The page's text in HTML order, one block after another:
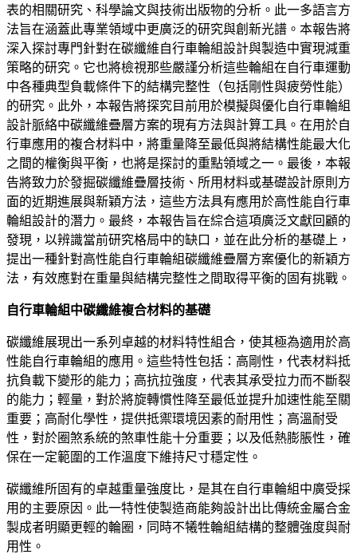
表的相關研究、科學論文與技術出版物的分析。此一多語言方
法旨在涵蓋此專業領域中更廣泛的研究與創新光譜。本報告將
深入探討專門針對在碳纖維自行車輪組設計與製造中實現減重
策略的研究。它也將檢視那些嚴謹分析這些輪組在自行車運動
中各種典型負載條件下的結構完整性（包括剛性與疲勞性能）
的研究。此外，本報告將探究目前用於模擬與優化自行車輪組
設計脈絡中碳纖維疊層方案的現有方法與計算工具。在用於自
行車應用的複合材料中，將重量降至最低與將結構性能最大化
之間的權衡與平衡，也將是探討的重點領域之一。最後，本報
告將致力於發掘碳纖維疊層技術、所用材料或基礎設計原則方
面的近期進展與新穎方法，這些方法具有應用於高性能自行車
輪組設計的潛力。最終，本報告旨在綜合這項廣泛文獻回顧的
發現，以辨識當前研究格局中的缺口，並在此分析的基礎上，
提出一種針對高性能自行車輪組碳纖維疊層方案優化的新穎方
法，有效應對在重量與結構完整性之間取得平衡的固有挑戰。
自行車輪組中碳纖維複合材料的基礎
碳纖維展現出一系列卓越的材料特性組合，使其極為適用於高
性能自行車輪組的應用。這些特性包括：高剛性，代表材料抵
抗負載下變形的能力；高抗拉強度，代表其承受拉力而不斷裂
的能力；輕量，對於將旋轉慣性降至最低並提升加速性能至關
重要；高耐化學性，提供抵禦環境因素的耐用性；高溫耐受
性，對於圈煞系統的煞車性能十分重要；以及低熱膨脹性，確
保在一定範圍的工作溫度下維持尺寸穩定性。
碳纖維所固有的卓越重量強度比，是其在自行車輪組中廣受採
用的主要原因。此一特性使製造商能夠設計出比傳統金屬合金
製成者明顯更輕的輪圈，同時不犧牲輪組結構的整體強度與耐
用性。